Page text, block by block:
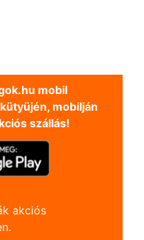
mobil
mobilján
szállás!
akciós